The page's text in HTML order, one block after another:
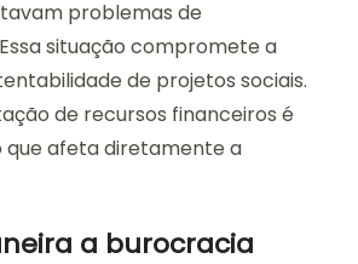
problemas de
situação compromete a
de projetos sociais.
de recursos financeiros é
afeta diretamente a
a burocracia